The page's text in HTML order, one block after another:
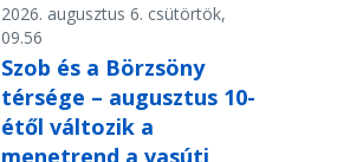
2026. augusztus 6. csütörtök,
09.56
Szob és a Börzsöny
térsége – augusztus 10-
étől változik a
menetrend a vasúti